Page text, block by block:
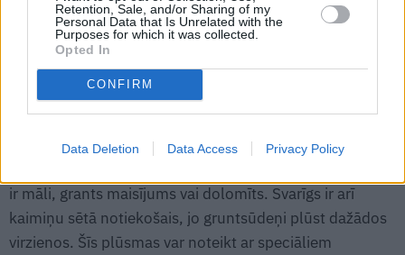
Retention, Sale, and/or Sharing of my
Personal Data that Is Unrelated with the
Purposes for which it was collected.
Opted In
CONFIRM
Data Deletion Data Access Privacy Policy
vienmēr zinām, kādā. Ja zemes gabalā ir izteikts reljefs,
piemēram, no kalna uz leju, tad aku, protams, vajag rakt
augšā, jo visdrīzāk gruntsūdens plūdīs lejup pa kalnu un
virszemes ūdens tilpņu virzienā.
Mēdz minēt, ka aka jārok vismaz 50 metru attālumā no
potenciālajiem piesārņotājiem, bet tasatkarīgs no
ir māli, grants maisījums vai dolomīts. Svarīgs ir arī
kaimiņu sētā notiekošais, jo gruntsūdeņi plūst dažādos
virzienos. Šīs plūsmas var noteikt ar speciāliem